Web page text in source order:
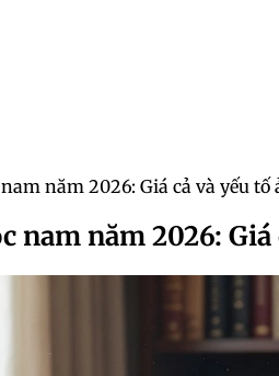
năm 2026: Giá cả và yếu
nam năm 2026: